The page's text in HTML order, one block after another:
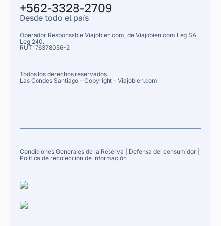
+562-3328-2709
Desde todo el país
Operador Responsable Viajobien.com, de Viajobien.com Leg SA
Leg 240.
RUT: 76378056-2
Todos los derechos reservados.
Las Condes Santiago - Copyright - Viajobien.com
Condiciones Generales de la Reserva Defensa del consumidor
Política de recolección de información